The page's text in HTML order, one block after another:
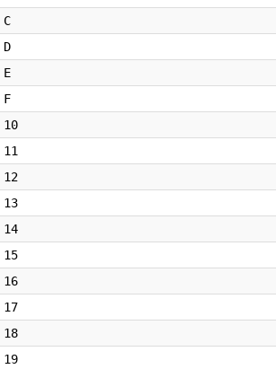
C
D
E
F
10
11
12
13
14
15
16
17
18
19